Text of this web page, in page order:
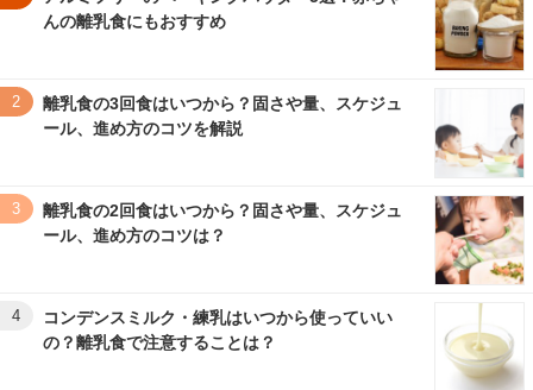
んの離乳食にもおすすめ
2
離乳食の3回食はいつから？固さや量、スケジュ
ール、進め方のコツを解説
3
離乳食の2回食はいつから？固さや量、スケジュ
ール、進め方のコツは？
4
コンデンスミルク・練乳はいつから使っていい
の？離乳食で注意することは？